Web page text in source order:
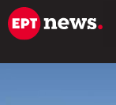
Μετάβαση
σε
περιεχόμενο